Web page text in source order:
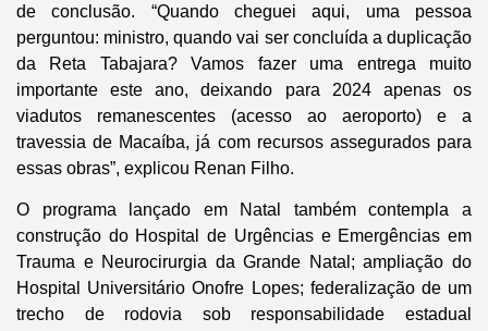
de conclusão. “Quando cheguei aqui, uma pessoa
perguntou: ministro, quando vai ser concluída a duplicação
da Reta Tabajara? Vamos fazer uma entrega muito
importante este ano, deixando para 2024 apenas os
viadutos remanescentes (acesso ao aeroporto) e a
travessia de Macaíba, já com recursos assegurados para
essas obras”, explicou Renan Filho.
O programa lançado em Natal também contempla a
construção do Hospital de Urgências e Emergências em
Trauma e Neurocirurgia da Grande Natal; ampliação do
Hospital Universitário Onofre Lopes; federalização de um
trecho de rodovia sob responsabilidade estadual